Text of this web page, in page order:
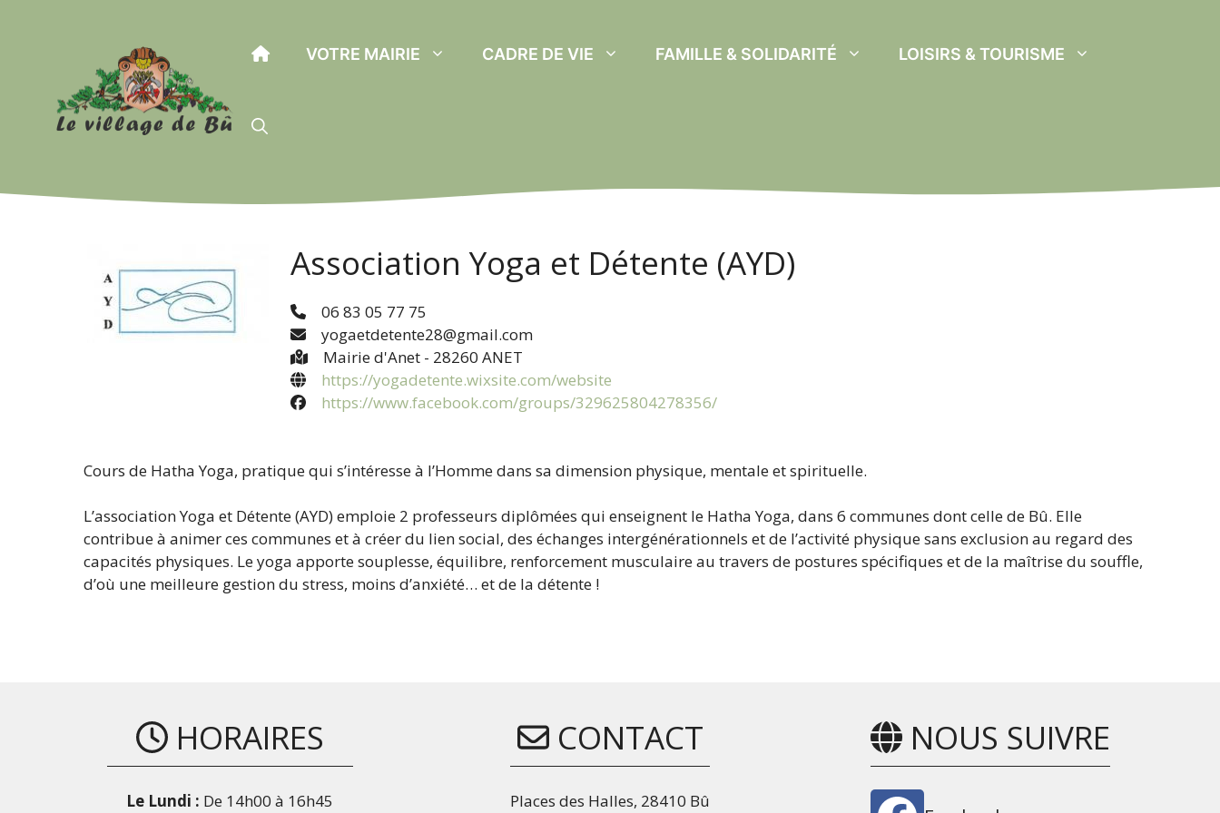
VOTRE MAIRIE CADRE DE VIE FAMILLE & SOLIDARITÉ LOISIRS & TOURISME
Association Yoga et Détente (AYD)
06 83 05 77 75
yogaetdetente28@gmail.com
Mairie d'Anet - 28260 ANET
https://yogadetente.wixsite.com/website
https://www.facebook.com/groups/329625804278356/
Cours de Hatha Yoga, pratique qui s’intéresse à l’Homme dans sa dimension physique, mentale et spirituelle.
L’association Yoga et Détente (AYD) emploie 2 professeurs diplômées qui enseignent le Hatha Yoga, dans 6 communes dont celle de Bû. Elle
contribue à animer ces communes et à créer du lien social, des échanges intergénérationnels et de l’activité physique sans exclusion au regard des
capacités physiques. Le yoga apporte souplesse, équilibre, renforcement musculaire au travers de postures spécifiques et de la maîtrise du souffle,
d’où une meilleure gestion du stress, moins d’anxiété… et de la détente !
HORAIRES
Le Lundi : De 14h00 à 16h45
CONTACT
Places des Halles, 28410 Bû
NOUS SUIVRE